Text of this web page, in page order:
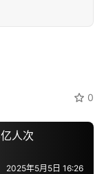
0
人次
2025年5月5日 16:26